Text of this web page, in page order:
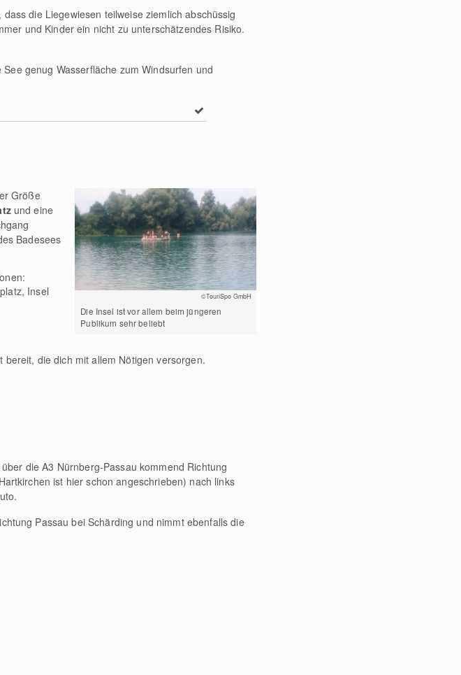
die Liegewiesen teilweise ziemlich abschüssig
und Kinder ein nicht zu unterschätzendes Risiko.
genug Wasserfläche zum Windsurfen und
©TouriSpo GmbH
Die Insel ist vor allem beim jüngeren
Publikum sehr beliebt
Größe
und eine
Badesees
Insel
die dich mit allem Nötigen versorgen.
die A3 Nürnberg-Passau kommend Richtung
ist hier schon angeschrieben) nach links
Passau bei Schärding und nimmt ebenfalls die